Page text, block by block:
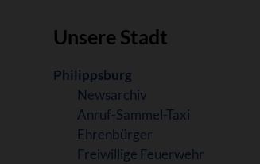
Unsere Stadt
Navigation
überspringen
Philippsburg
Newsarchiv
Anruf-Sammel-Taxi
Ehrenbürger
Freiwillige Feuerwehr